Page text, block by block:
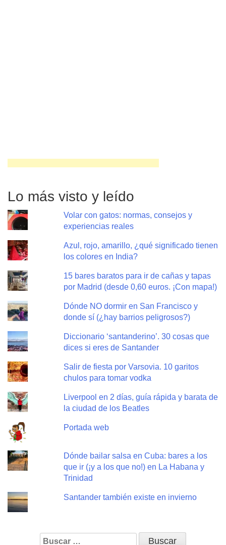
Lo más visto y leído
Volar con gatos: normas, consejos y
experiencias reales
Azul, rojo, amarillo, ¿qué significado tienen
los colores en India?
15 bares baratos para ir de cañas y tapas
por Madrid (desde 0,60 euros. ¡Con mapa!)
Dónde NO dormir en San Francisco y
donde sí (¿hay barrios peligrosos?)
Diccionario ‘santanderino’. 30 cosas que
dices si eres de Santander
Salir de fiesta por Varsovia. 10 garitos
chulos para tomar vodka
Liverpool en 2 días, guía rápida y barata de
la ciudad de los Beatles
Portada web
Dónde bailar salsa en Cuba: bares a los
que ir (¡y a los que no!) en La Habana y
Trinidad
Santander también existe en invierno
Buscar: